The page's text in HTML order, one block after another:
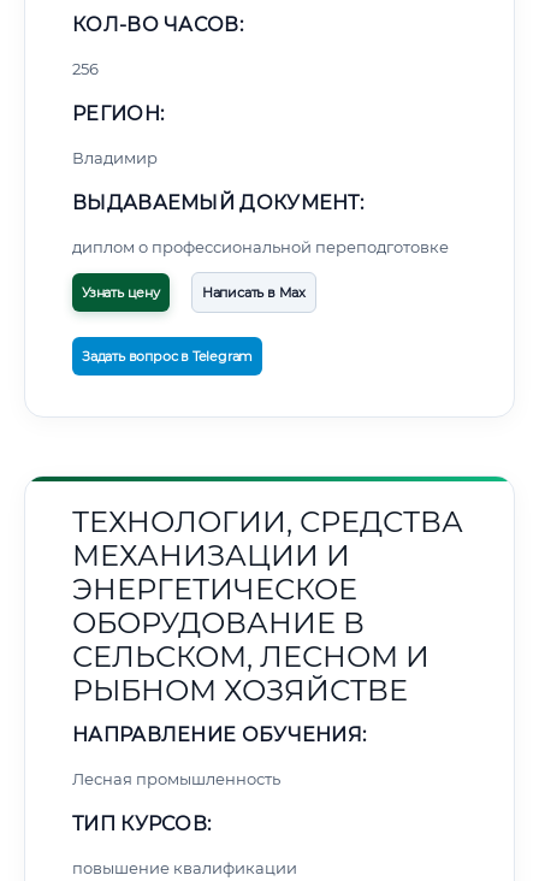
КОЛ-ВО ЧАСОВ:
256
РЕГИОН:
Владимир
ВЫДАВАЕМЫЙ ДОКУМЕНТ:
диплом о профессиональной переподготовке
Узнать цену Написать в Max
Задать вопрос в Telegram
ТЕХНОЛОГИИ, СРЕДСТВА
МЕХАНИЗАЦИИ И
ЭНЕРГЕТИЧЕСКОЕ
ОБОРУДОВАНИЕ В
СЕЛЬСКОМ, ЛЕСНОМ И
РЫБНОМ ХОЗЯЙСТВЕ
НАПРАВЛЕНИЕ ОБУЧЕНИЯ:
Лесная промышленность
ТИП КУРСОВ:
повышение квалификации